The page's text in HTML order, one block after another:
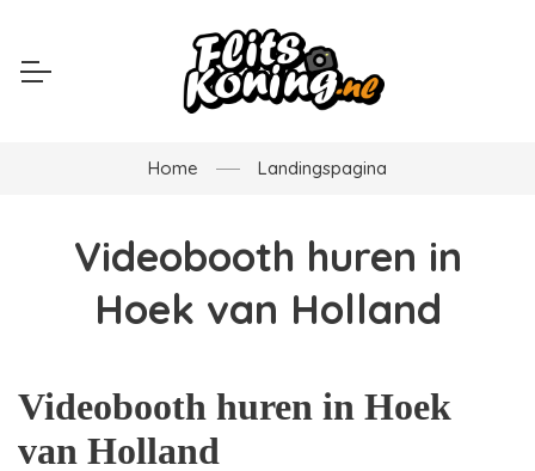
Home Landingspagina
Videobooth huren in
Hoek van Holland
Videobooth huren in Hoek
van Holland